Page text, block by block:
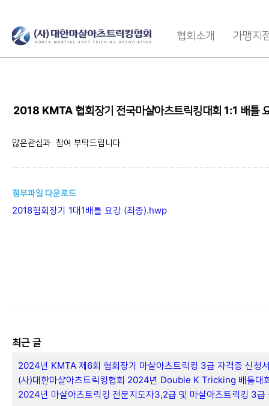
협회소개 가맹지
2018 KMTA 협회장기 전국마샬아츠트릭킹대회 1:1 배틀
많은관심과 참여 부탁드립니다
첨부파일 다운로드
2018협회장기 1대1배틀 요강 (최종).hwp
최근 글
2024년 KMTA 제6회 협회장기 마샬아츠트릭킹 3급 자격증 신청
(사)대한마샬아츠트릭킹협회 2024년 Double K Tricking 배틀대
2024년 마샬아츠트릭킹 전문지도자3,2급 및 마샬아츠트릭킹 3급